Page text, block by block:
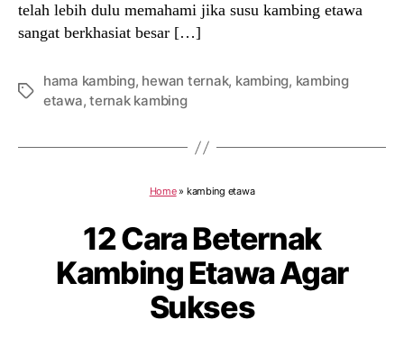
telah lebih dulu memahami jika susu kambing etawa
sangat berkhasiat besar […]
Tags
hama kambing, hewan ternak, kambing, kambing
etawa,ternak kambing
Home» kambing etawa
12 Cara Beternak
Kambing Etawa Agar
Sukses